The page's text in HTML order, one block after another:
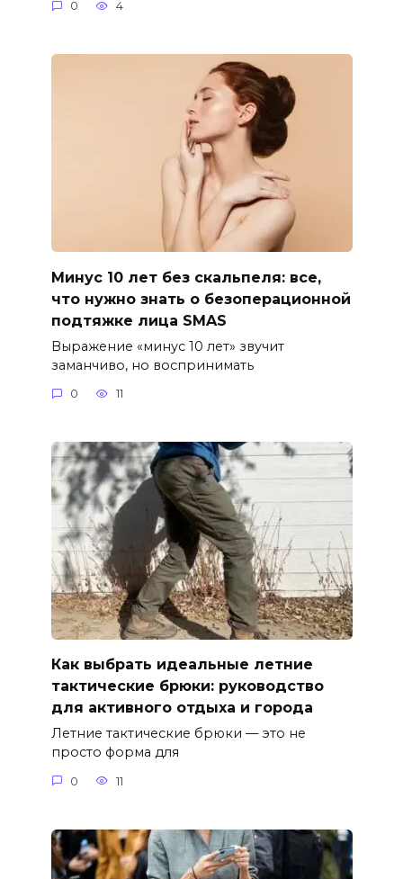
0 4
Минус 10 лет без скальпеля: все,
что нужно знать о безоперационной
подтяжке лица SMAS
Выражение «минус 10 лет» звучит
заманчиво, но воспринимать
0 11
Как выбрать идеальные летние
тактические брюки: руководство
для активного отдыха и города
Летние тактические брюки — это не
просто форма для
0 11